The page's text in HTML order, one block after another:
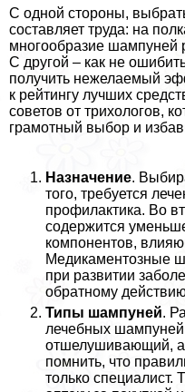
С одной стороны,
составляет труда: на
многообразие шампуней
С другой – как не
получить нежелаемый
к рейтингу лучших
советов от трихологов,
грамотный выбор и
Назначение.
того, требуется
профилактика. Во
содержится
компонентов,
Медикаментозные
при развитии
обратному
Типы шампуней.
лечебных
отшелушивающий,
помнить, что
только специалист.